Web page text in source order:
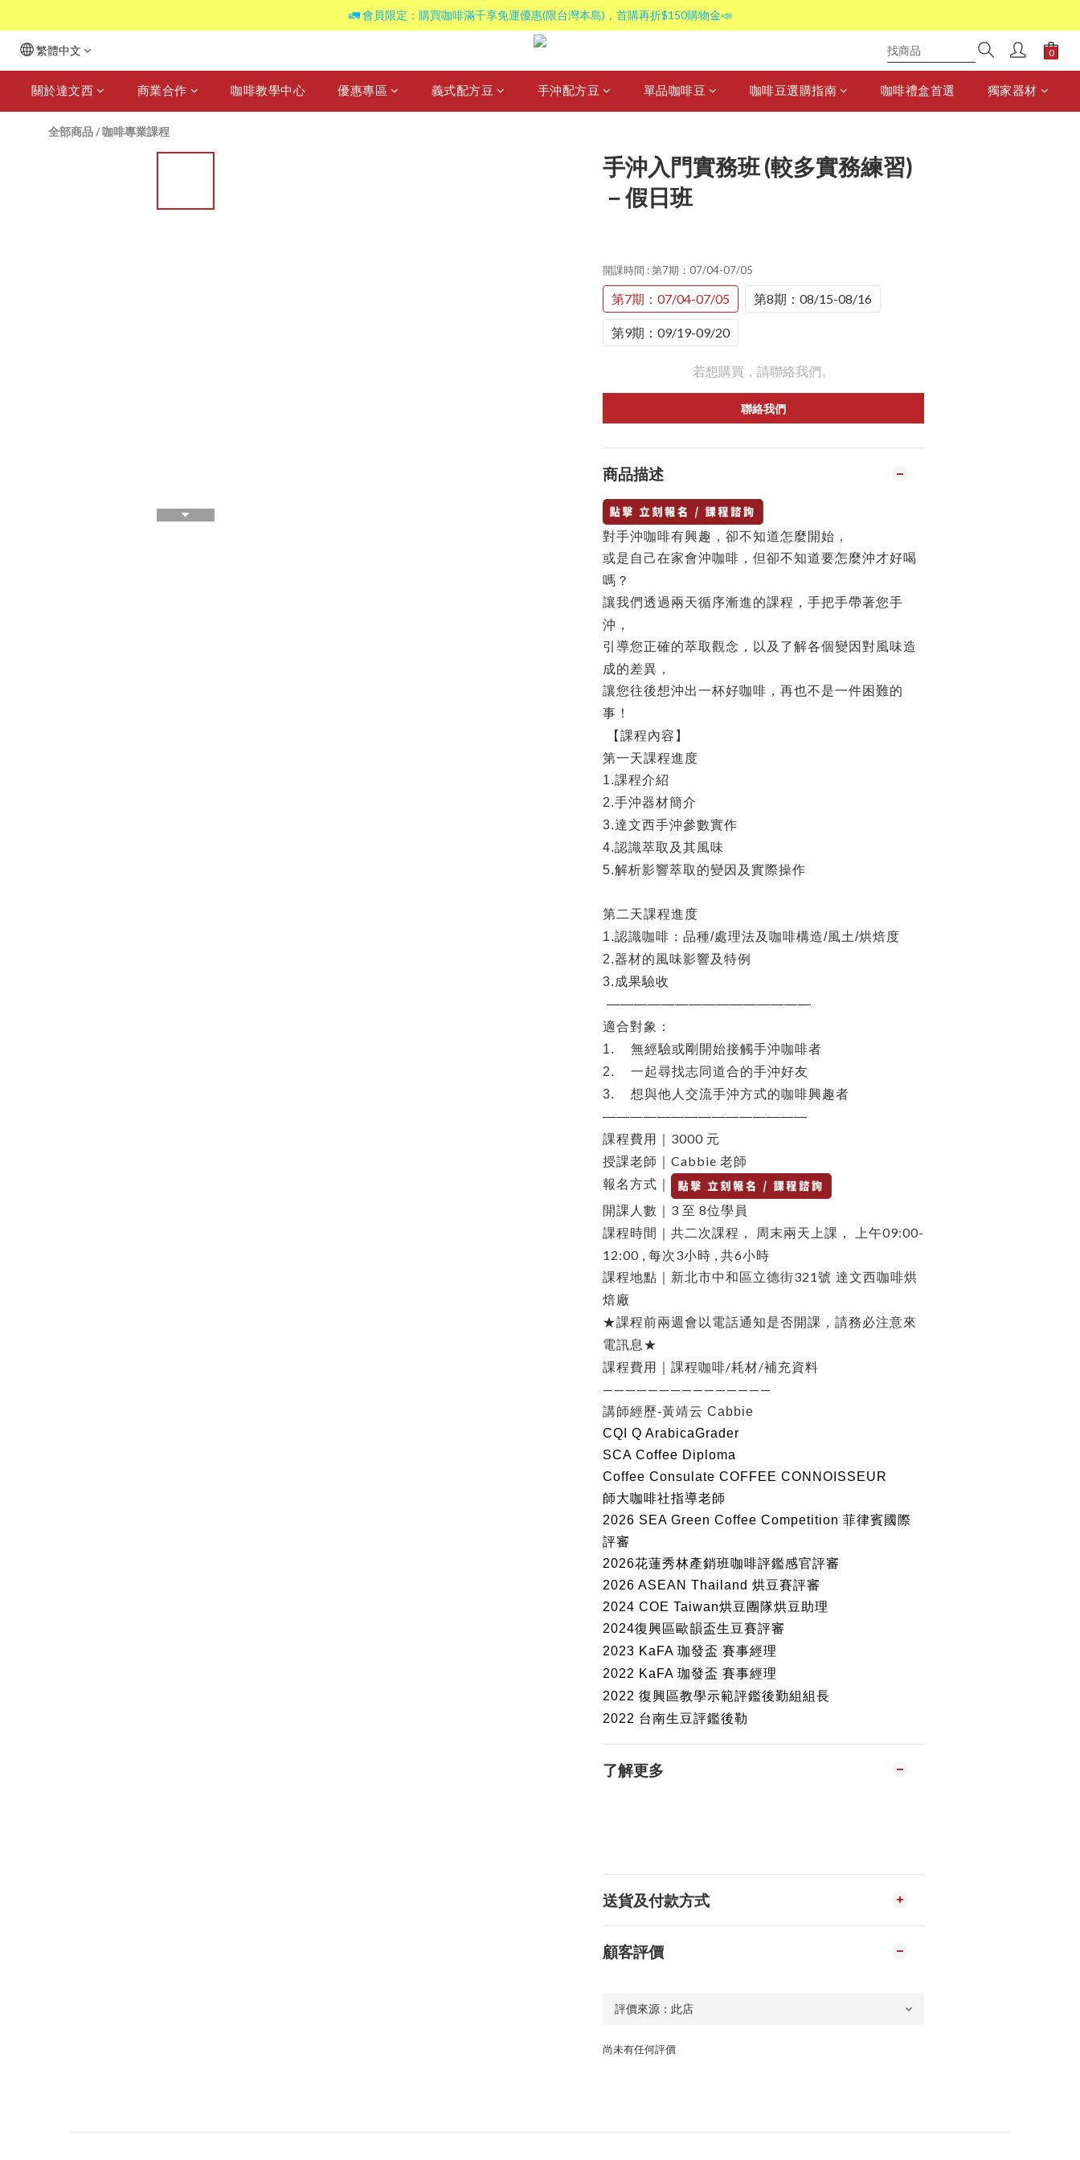
🚛 會員限定：購買咖啡滿千享免運優惠(限台灣本島)，首購再折$150購物金📣
繁體中文
關於達文西 商業合作 咖啡教學中心 優惠專區 義式配方豆 手沖配方豆 單品咖啡豆 咖啡豆選購指南 咖啡禮盒首選 獨家器材
全部商品/咖啡專業課程
手沖入門實務班 (較多實務練習)
－假日班
開課時間 : 第7期：07/04-07/05
第7期：07/04-07/05 第8期：08/15-08/16
第9期：09/19-09/20
若想購買，請聯絡我們。
聯絡我們
商品描述
對手沖咖啡有興趣，卻不知道怎麼開始，
或是自己在家會沖咖啡，但卻不知道要怎麼沖才好喝
嗎？
讓我們透過兩天循序漸進的課程，手把手帶著您手
沖，
引導您正確的萃取觀念，以及了解各個變因對風味造
成的差異，
讓您往後想沖出一杯好咖啡，再也不是一件困難的
事！
【課程內容】
第一天課程進度
1.課程介紹
2.手沖器材簡介
3.達文西手沖參數實作
4.認識萃取及其風味
5.解析影響萃取的變因及實際操作
第二天課程進度
1.認識咖啡：品種/處理法及咖啡構造/風土/烘焙度
2.器材的風味影響及特例
3. 成果驗收
———————————————
適合對象：
1.
無經驗或剛開始接觸手沖咖啡者
2.
一起尋找志同道合的手沖好友
3.
想與他人交流手沖方式的咖啡興趣者
———————————————
課程費用｜ 3000 元
授課老師｜ Cabbie 老師
報名方式｜
開課人數｜ 3 至 8位學員
課程時間｜共二次課程，
周末兩天上課，
上午09:00-
12:00 , 每次3小時 共6小時
課程地點｜新北市中和區立德街321號 達文西咖啡烘
焙廠
★課程前兩週會以電話通知是否開課，請務必注意來
電訊息★
課程費用｜課程咖啡/耗材/補充資料
———————————————
講師經歷-黃靖云 Cabbie
CQI Q ArabicaGrader
SCA Coffee Diploma
Coffee Consulate COFFEE CONNOISSEUR
師大咖啡社指導老師
2026 SEA Green Coffee Competition 菲律賓國際
評審
2026花蓮秀林產銷班咖啡評鑑感官評審
2026 ASEAN Thailand 烘豆賽評審
2024 COE Taiwan烘豆團隊烘豆助理
2024復興區歐韻盃生豆賽評審
2023 KaFA 珈發盃 賽事經理
2022 KaFA 珈發盃 賽事經理
2022 復興區教學示範評鑑後勤組組長
2022 台南生豆評鑑後勒
了解更多
送貨及付款方式
顧客評價
尚未有任何評價